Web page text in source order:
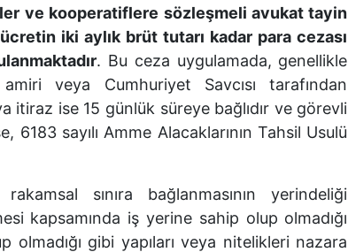
ve kooperatiflere sözleşmeli avukat tayin
iki aylık brüt tutarı kadar para cezası
. Bu ceza uygulamada, genellikle
veya Cumhuriyet Savcısı tarafından
itiraz ise 15 günlük süreye bağlıdır ve görevli
sayılı Amme Alacaklarının Tahsil Usulü
sınıra bağlanmasının yerindeliği
kapsamında iş yerine sahip olup olmadığı
gibi yapıları veya nitelikleri nazara